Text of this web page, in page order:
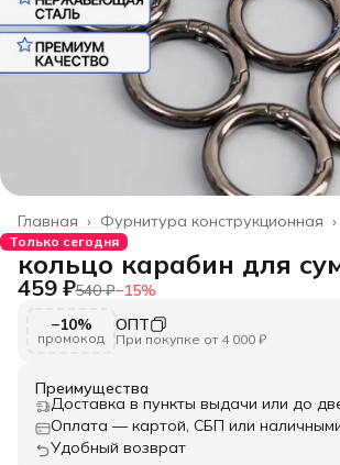
Фурнитура конструкционная ›
Главная ›
Только сегодня
кольцо карабин для
459 ₽540 ₽−15%
−10%
промокод
ОПТ
При покупке от 4 000 ₽
Преимущества
Доставка в пункты выдачи или до
Оплата — картой, СБП или
Удобный возврат